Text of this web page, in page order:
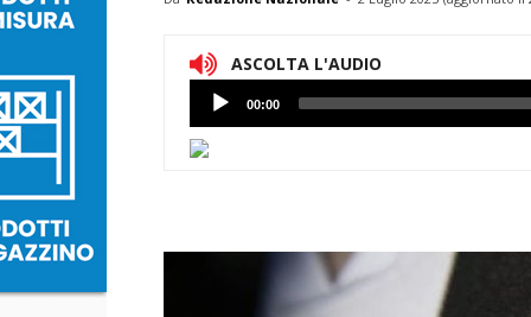
ASCOLTA L'AUDIO
Lettore
Audio
00:00